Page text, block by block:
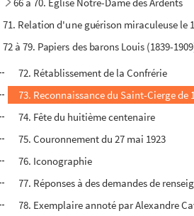
71. Relation d'une guérison miraculeuse le
72 à 79. Papiers des barons Louis (1839-
72. Rétablissement de la Confrérie
73. Reconnaissance du Saint-Cierge de
74. Fête du huitième centenaire
75. Couronnement du 27 mai 1923
76. Iconographie
77. Réponses à des demandes de
78. Exemplaire annoté par Alexandre